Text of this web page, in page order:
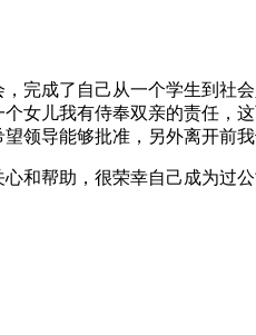
完成了自己从一个学生到
女儿我有侍奉双亲的责任
领导能够批准，另外离开前
和帮助，很荣幸自己成为过